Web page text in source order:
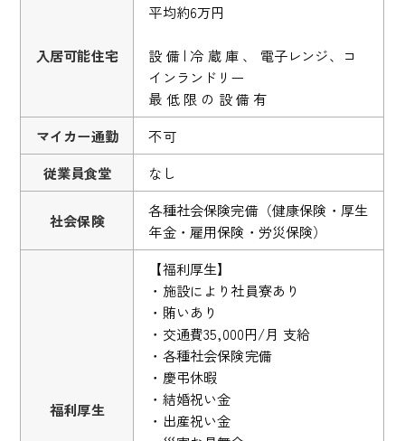
入居可能住宅
平均約6万円
設 備 | 冷 蔵 庫 、 電子レンジ、コ
インランドリー
最 低 限 の 設 備 有
マイカー通勤
不可
従業員食堂
なし
社会保険
各種社会保険完備（健康保険・厚生
年金・雇用保険・労災保険）
福利厚生
【福利厚生】
・施設により社員寮あり
・賄いあり
・交通費35,000円/月 支給
・各種社会保険完備
・慶弔休暇
・結婚祝い金
・出産祝い金